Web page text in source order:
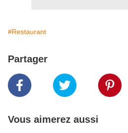
#Restaurant
Partager
Vous aimerez aussi